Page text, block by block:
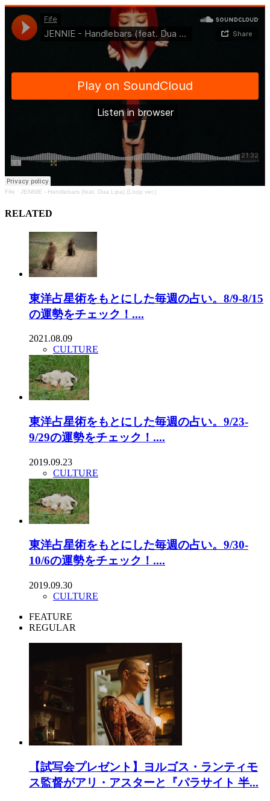
Fife · JENNIE - Handlebars (feat. Dua Lipa) (Loop ver.)
RELATED
東洋占星術をもとにした毎週の占い。8/9-8/15
の運勢をチェック！....
2021.08.09
CULTURE
東洋占星術をもとにした毎週の占い。9/23-
9/29の運勢をチェック！....
2019.09.23
CULTURE
東洋占星術をもとにした毎週の占い。9/30-
10/6の運勢をチェック！....
2019.09.30
CULTURE
FEATURE
REGULAR
【試写会プレゼント】ヨルゴス・ランティモ
ス監督がアリ・アスターと『パラサイト 半...